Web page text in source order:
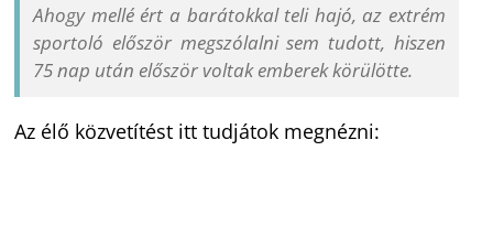
Ahogy mellé ért a barátokkal teli hajó, az extrém
sportoló először megszólalni sem tudott, hiszen
75 nap után először voltak emberek körülötte.
Az élő közvetítést itt tudjátok megnézni: